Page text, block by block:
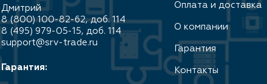
Дмитрий
8 (800) 100-82-62, доб. 114
8 (495) 979-05-15, доб. 114
support@srv-trade.ru
Гарантия:
Оплата и доставка
О компании
Гарантия
Контакты